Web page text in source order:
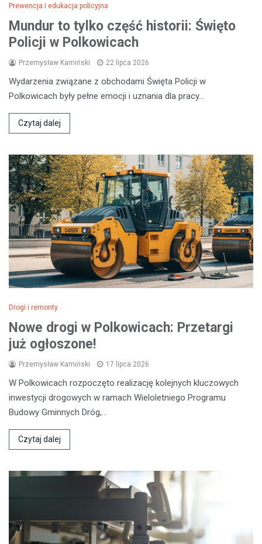
Prewencja i edukacja policyjna
Mundur to tylko część historii: Święto
Policji w Polkowicach
Przemysław Kamiński 22 lipca 2026
Wydarzenia związane z obchodami Święta Policji w
Polkowicach były pełne emocji i uznania dla pracy…
Czytaj dalej
Drogi i remonty
Nowe drogi w Polkowicach: Przetargi
już ogłoszone!
Przemysław Kamiński 17 lipca 2026
W Polkowicach rozpoczęto realizację kolejnych kluczowych
inwestycji drogowych w ramach Wieloletniego Programu
Budowy Gminnych Dróg,…
Czytaj dalej